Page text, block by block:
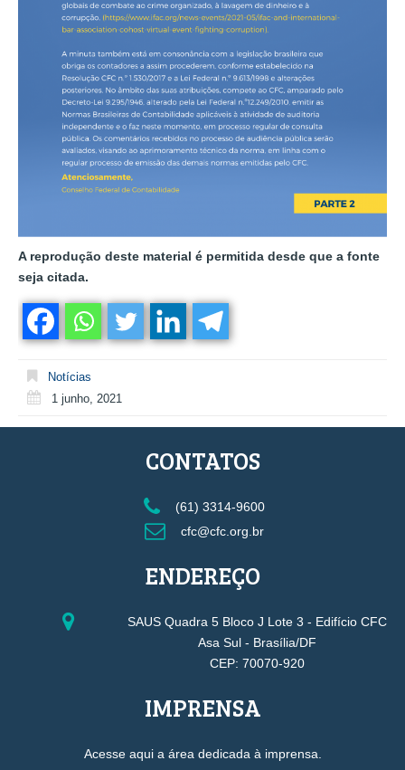
A reprodução deste material é permitida desde que a fonte
seja citada.
Notícias
1 junho, 2021
CONTATOS
(61) 3314-9600
cfc@cfc.org.br
ENDEREÇO
SAUS Quadra 5 Bloco J Lote 3 - Edifício CFC
Asa Sul - Brasília/DF
CEP: 70070-920
IMPRENSA
Acesse aqui a área dedicada à imprensa.